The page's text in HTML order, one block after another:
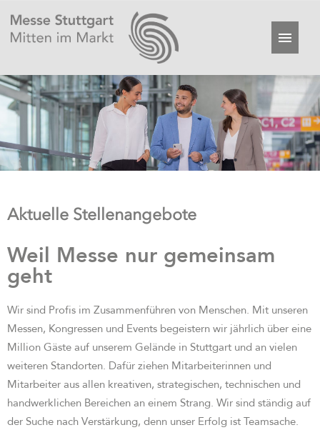
Aktuelle Stellenangebote
Weil Messe nur gemeinsam
geht
Wir sind Profis im Zusammenführen von Menschen. Mit unseren
Messen, Kongressen und Events begeistern wir jährlich über eine
Million Gäste auf unserem Gelände in Stuttgart und an vielen
weiteren Standorten. Dafür ziehen Mitarbeiterinnen und
Mitarbeiter aus allen kreativen, strategischen, technischen und
handwerklichen Bereichen an einem Strang. Wir sind ständig auf
der Suche nach Verstärkung, denn unser Erfolg ist Teamsache.